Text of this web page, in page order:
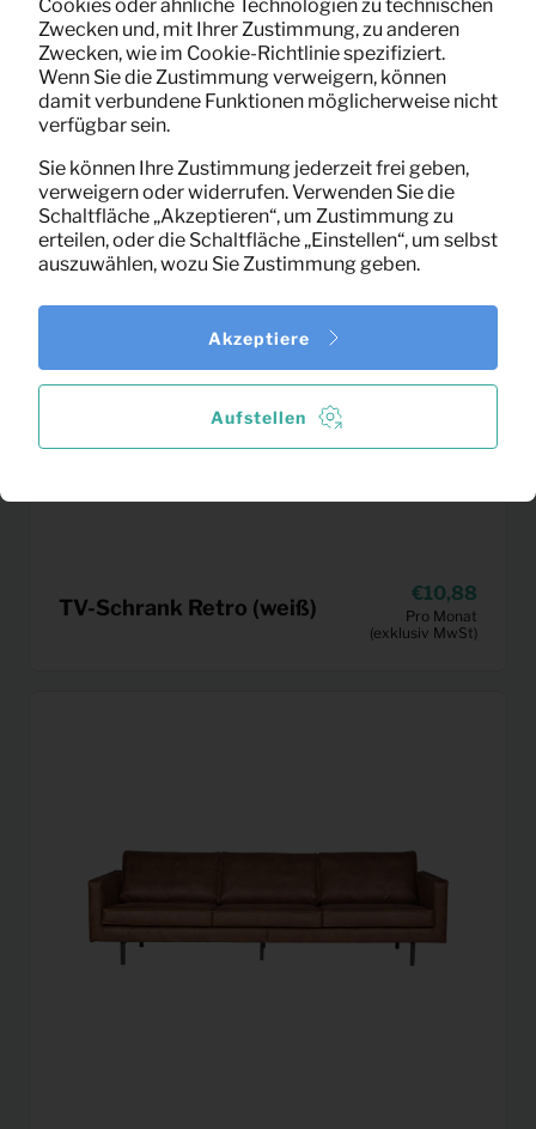
Teeglas
0,08
Pro Monat
(exklusiv MwSt)
TV-Schrank Retro (weiß)
10,88
Pro Monat
(exklusiv MwSt)
Cookies oder ähnliche Technologien zu technischen
Zwecken und, mit Ihrer Zustimmung, zu anderen
Zwecken, wie im Cookie-Richtlinie spezifiziert.
Wenn Sie die Zustimmung verweigern, können
damit verbundene Funktionen möglicherweise nicht
verfügbar sein.
Sie können Ihre Zustimmung jederzeit frei geben,
verweigern oder widerrufen. Verwenden Sie die
Schaltfläche „Akzeptieren“, um Zustimmung zu
erteilen, oder die Schaltfläche „Einstellen“, um selbst
auszuwählen, wozu Sie Zustimmung geben.
Aufstellen
Akzeptiere